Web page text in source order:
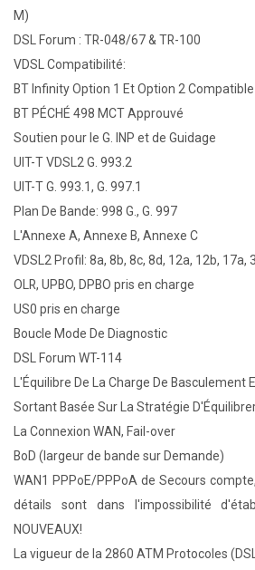
M)
DSL Forum : TR-048/67 & TR-100
VDSL Compatibilité:
BT Infinity Option 1 Et Option 2 Compatible
BT PÉCHÉ 498 MCT Approuvé
Soutien pour le G. INP et de Guidage
UIT-T VDSL2 G. 993.2
UIT-T G. 993.1, G. 997.1
Plan De Bande: 998 G., G. 997
L'Annexe A, Annexe B, Annexe C
VDSL2 Profil: 8a, 8b, 8c, 8d, 12a, 12b, 17a,
OLR, UPBO, DPBO pris en charge
US0 pris en charge
Boucle Mode De Diagnostic
DSL Forum WT-114
L'Équilibre De La Charge De Basculement
Sortant Basée Sur La Stratégie
La Connexion WAN, Fail-over
BoD (largeur de bande sur Demande)
WAN1 PPPoE/PPPoA de Secours
détails sont dans l'impossibilité
NOUVEAUX!
La vigueur de la 2860 ATM Protocoles